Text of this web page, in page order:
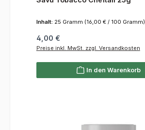
Inhalt: 25 Gramm (16,00 € / 100 Gramm)
Regulärer Preis:
4,00 €
Preise inkl. MwSt. zzgl. Versandkosten
In den Warenkorb